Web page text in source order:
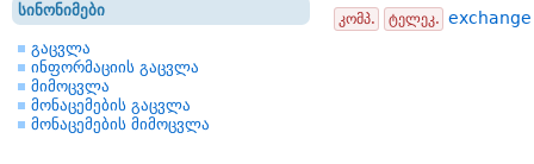
სინონიმები
გაცვლა
ინფორმაციის გაცვლა
მიმოცვლა
მონაცემების გაცვლა
მონაცემების მიმოცვლა
კომპ. ტელეკ. exchange